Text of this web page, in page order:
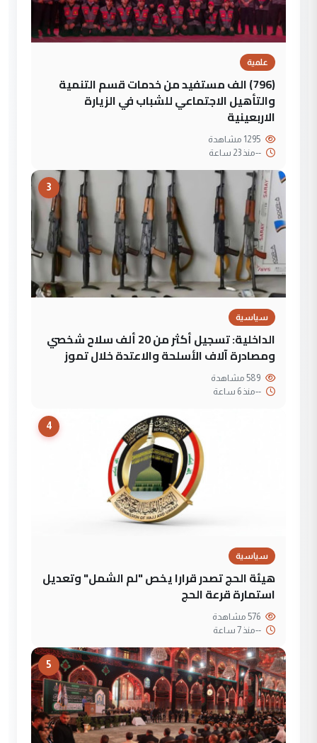
علمية
(796) الف مستفيد من خدمات قسم التنمية
والتأهيل الاجتماعي للشباب في الزيارة
الاربعينية
--منذ 23 ساعة
3
سياسية
الداخلية: تسجيل أكثر من 20 ألف سلاح شخصي
ومصادرة آلاف الأسلحة والاعتدة خلال تموز
--منذ 6 ساعة
4
سياسية
هيئة الحج تصدر قرارا يخص "لم الشمل" وتعديل
استمارة قرعة الحج
--منذ 7 ساعة
5